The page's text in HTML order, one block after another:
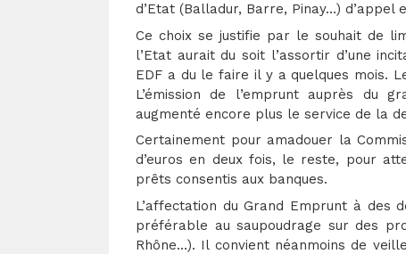
d’Etat (Balladur, Barre, Pinay…)
Ce choix se justifie par le souhait de
l’Etat aurait du soit l’assortir d’une
EDF a du le faire il y a quelques mois.
L’émission de l’emprunt auprès du
augmenté encore plus le service de la
Certainement pour amadouer la
d’euros en deux fois, le reste, pour
prêts consentis aux banques.
L’affectation du Grand Emprunt à des
préférable au saupoudrage sur des
Rhône…). Il convient néanmoins de